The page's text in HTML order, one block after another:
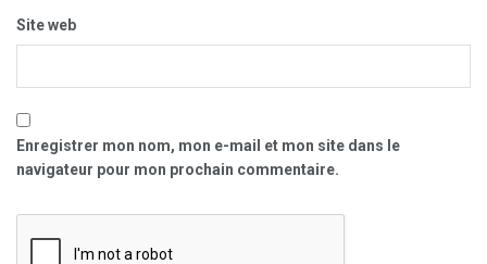
Site web
Enregistrer mon nom, mon e-mail et mon site dans le
navigateur pour mon prochain commentaire.